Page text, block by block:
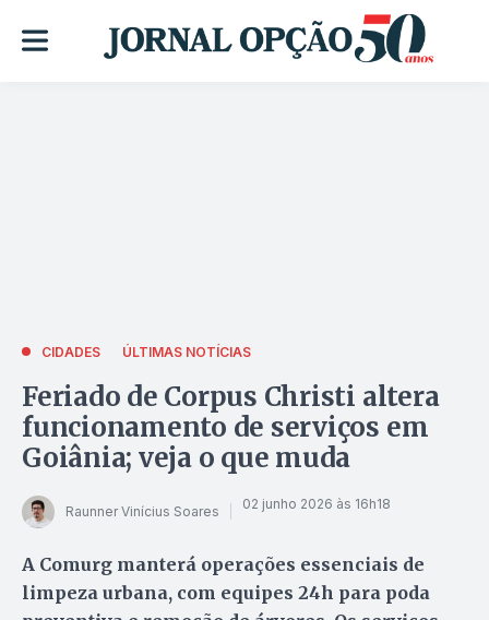
CIDADES ÚLTIMAS NOTÍCIAS
Feriado de Corpus Christi altera
funcionamento de serviços em
Goiânia; veja o que muda
Raunner Vinícius Soares 02 junho 2026 às 16h18
A Comurg manterá operações essenciais de
limpeza urbana, com equipes 24h para poda